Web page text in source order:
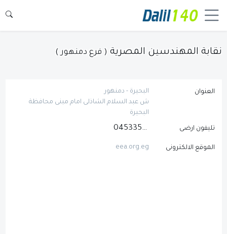
نقابة المهندسين المصرية ( فرع دمنهور )
العنوان
البحيرة - دمنهور
ش عبد السلام الشاذلى امام مبنى محافظة
البحيرة
تليفون ارضى 0453357712
الموقع الالكترونى eea.org.eg